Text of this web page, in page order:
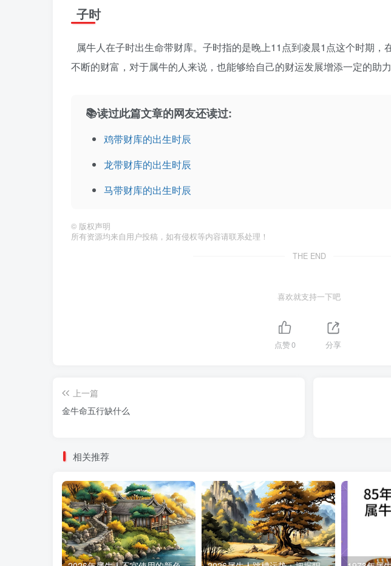
子时
属牛人在子时出生命带财库。子时指的是晚上11点到凌晨1点这个时期，
不断的财富，对于属牛的人来说，也能够给自己的财运发展增添一定的助力
📚读过此篇文章的网友还读过:
鸡带财库的出生时辰
龙带财库的出生时辰
马带财库的出生时辰
© 版权声明
所有资源均来自用户投稿，如有侵权等内容请联系处理！
THE END
喜欢就支持一下吧
点赞0 分享
上一篇
金牛命五行缺什么
相关推荐